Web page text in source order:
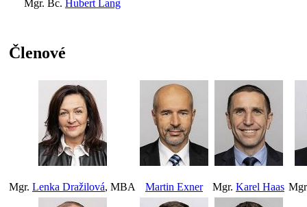
Mgr. Bc. Hubert Lang
Členové
Mgr. Lenka Dražilová, MBA Martin Exner Mgr. Karel Haas